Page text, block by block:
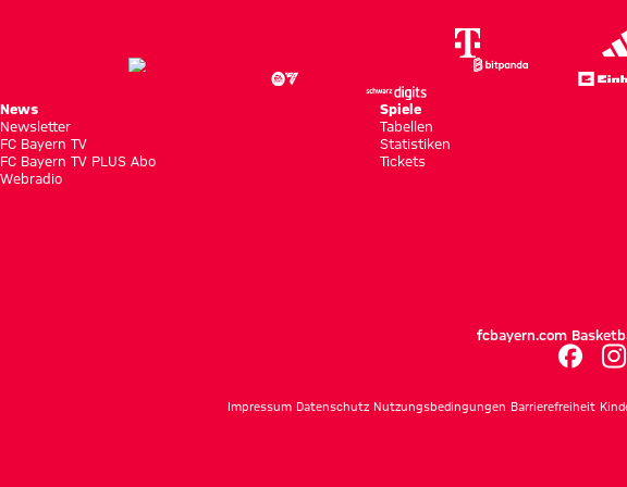
News
Newsletter
FC Bayern TV
FC Bayern TV PLUS Abo
Webradio
Spiele
Tabellen
Statistiken
Tickets
fcbayern.com
Impressum Datenschutz Nutzungsbedingungen Barrierefreiheit